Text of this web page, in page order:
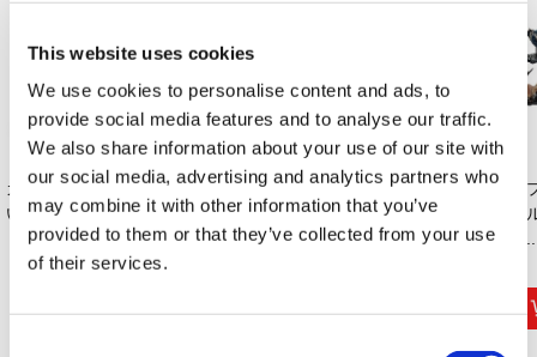
This website uses cookies
We use cookies to personalise content and ads, to
provide social media features and to analyse our traffic.
We also share information about your use of our site with
our social media, advertising and analytics partners who
may combine it with other information that you’ve
provided to them or that they’ve collected from your use
of their services.
カプコン花札 手ぬぐ
い 五光
1,650円(税込)
モンスターハンター
20周年 1/1金（こ
ん...
モンスターハンター
20周年 アートミラ...
タ